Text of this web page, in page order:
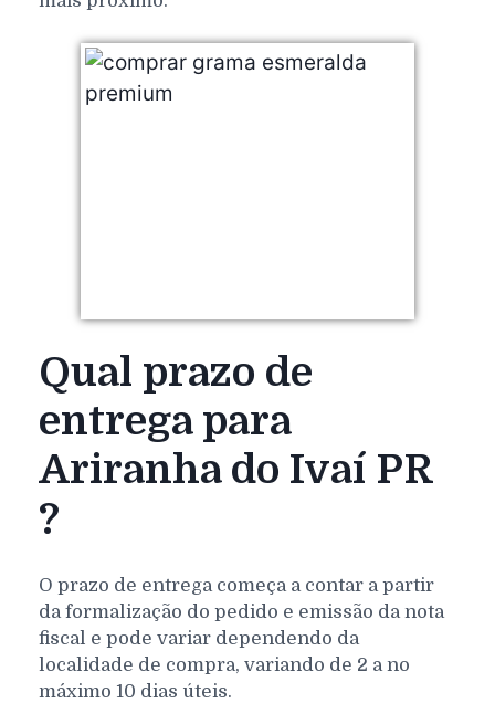
Qual prazo de
entrega para
Ariranha do Ivaí PR
?
O prazo de entrega começa a contar a partir
da formalização do pedido e emissão da nota
fiscal e pode variar dependendo da
localidade de compra, variando de 2 a no
máximo 10 dias úteis.